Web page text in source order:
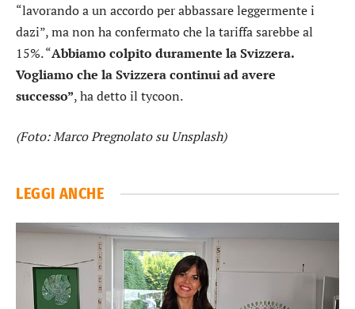
“lavorando a un accordo per abbassare leggermente i
dazi”, ma non ha confermato che la tariffa sarebbe al
15%. “Abbiamo colpito duramente la Svizzera.
Vogliamo che la Svizzera continui ad avere
successo”, ha detto il tycoon.
(Foto: Marco Pregnolato su Unsplash)
LEGGI ANCHE